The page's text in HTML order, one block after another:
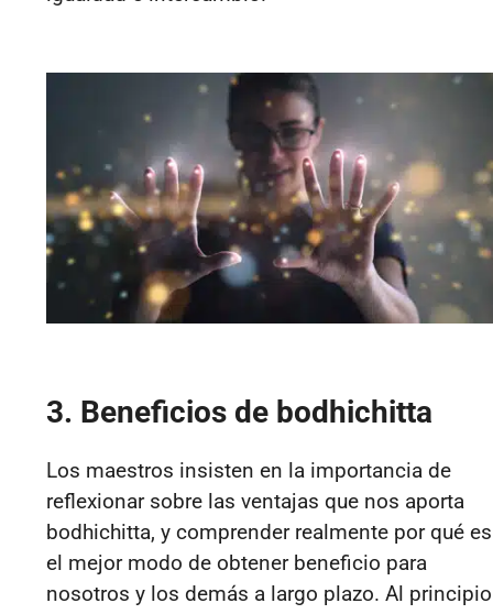
3. Beneficios de bodhichitta
Los maestros insisten en la importancia de
reflexionar sobre las ventajas que nos aporta
bodhichitta, y comprender realmente por qué es
el mejor modo de obtener beneficio para
nosotros y los demás a largo plazo. Al principio